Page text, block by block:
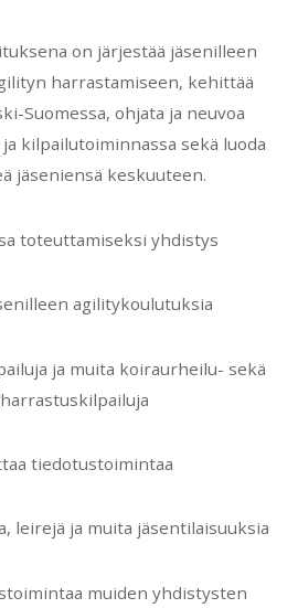
on järjestää jäsenilleen
harrastamiseen, kehittää
Suomessa, ohjata ja neuvoa
kilpailutoiminnassa sekä luoda
jäseniensä keskuuteen.
toteuttamiseksi yhdistys
agilitykoulutuksia
ja muita koiraurheilu- sekä
tiedotustoimintaa
leirejä ja muita jäsentilaisuuksia
muiden yhdistysten